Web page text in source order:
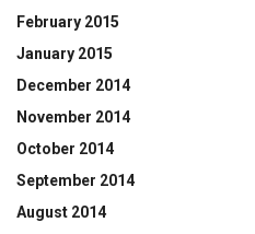
February 2015
January 2015
December 2014
November 2014
October 2014
September 2014
August 2014